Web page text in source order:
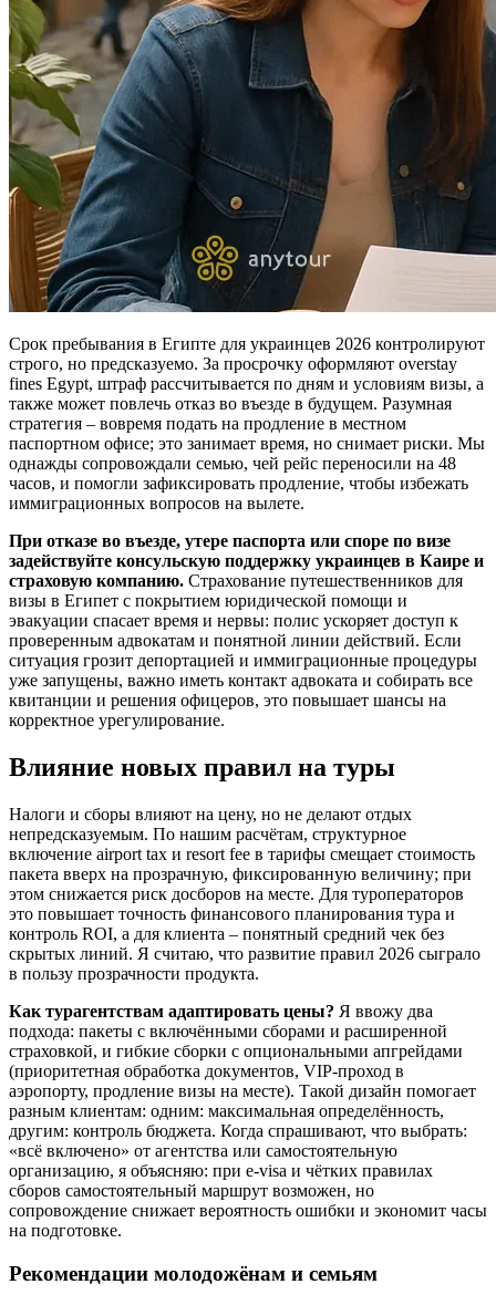
Срок пребывания в Египте для украинцев 2026 контролируют
строго, но предсказуемо. За просрочку оформляют overstay
fines Egypt, штраф рассчитывается по дням и условиям визы, а
также может повлечь отказ во въезде в будущем. Разумная
стратегия – вовремя подать на продление в местном
паспортном офисе; это занимает время, но снимает риски. Мы
однажды сопровождали семью, чей рейс переносили на 48
часов, и помогли зафиксировать продление, чтобы избежать
иммиграционных вопросов на вылете.
При отказе во въезде, утере паспорта или споре по визе
задействуйте консульскую поддержку украинцев в Каире и
страховую компанию. Страхование путешественников для
визы в Египет с покрытием юридической помощи и
эвакуации спасает время и нервы: полис ускоряет доступ к
проверенным адвокатам и понятной линии действий. Если
ситуация грозит депортацией и иммиграционные процедуры
уже запущены, важно иметь контакт адвоката и собирать все
квитанции и решения офицеров, это повышает шансы на
корректное урегулирование.
Влияние новых правил на туры
Налоги и сборы влияют на цену, но не делают отдых
непредсказуемым. По нашим расчётам, структурное
включение airport tax и resort fee в тарифы смещает стоимость
пакета вверх на прозрачную, фиксированную величину; при
этом снижается риск досборов на месте. Для туроператоров
это повышает точность финансового планирования тура и
контроль ROI, а для клиента – понятный средний чек без
скрытых линий. Я считаю, что развитие правил 2026 сыграло
в пользу прозрачности продукта.
Как турагентствам адаптировать цены? Я ввожу два
подхода: пакеты с включёнными сборами и расширенной
страховкой, и гибкие сборки с опциональными апгрейдами
(приоритетная обработка документов, VIP-проход в
аэропорту, продление визы на месте). Такой дизайн помогает
разным клиентам: одним: максимальная определённость,
другим: контроль бюджета. Когда спрашивают, что выбрать:
«всё включено» от агентства или самостоятельную
организацию, я объясняю: при e-visa и чётких правилах
сборов самостоятельный маршрут возможен, но
сопровождение снижает вероятность ошибки и экономит часы
на подготовке.
Рекомендации молодожёнам и семьям